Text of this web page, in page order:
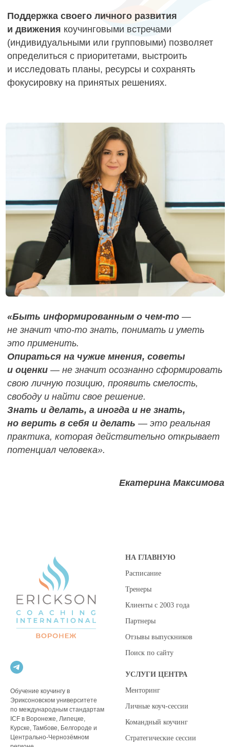
Обучение коучингу в
Эриксоновском университете
по международным стандартам
ICF в Воронеже, Липецке,
Курске, Тамбове, Белгороде и
Центрально-Чернозёмном
НА ГЛАВНУЮ
Расписание
Тренеры
Клиенты с 2003 года
Партнеры
Отзывы выпускников
Поиск по сайту
УСЛУГИ ЦЕНТРА
Менторинг
Личные коуч-сессии
Командный коучинг
Стратегические сессии